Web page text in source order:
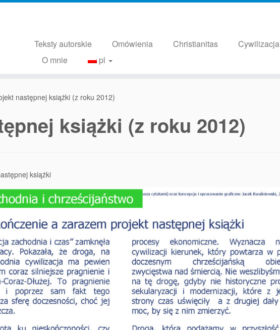
Teksty autorskie Omówienia Christianitas Cywilizacja
O mnie
pl
następnej książki (z roku 2012)
książki (z roku 2012)
książki